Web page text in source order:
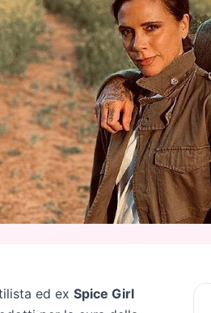
ed ex Spice Girl